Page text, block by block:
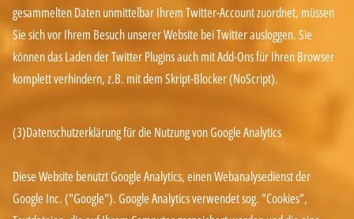
gesammelten Daten unmittelbar Ihrem Twitter-Account zuordnet, müssen
Sie sich vor Ihrem Besuch unserer Website bei Twitter ausloggen. Sie
können das Laden der Twitter Plugins auch mit Add-Ons für Ihren Browser
komplett verhindern, z.B. mit dem Skript-Blocker (NoScript).
(3)Datenschutzerklärung für die Nutzung von Google Analytics
Diese Website benutzt Google Analytics, einen Webanalysedienst der
Google Inc. ("Google"). Google Analytics verwendet sog. "Cookies",